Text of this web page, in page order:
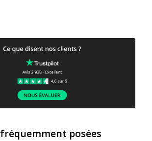
posées